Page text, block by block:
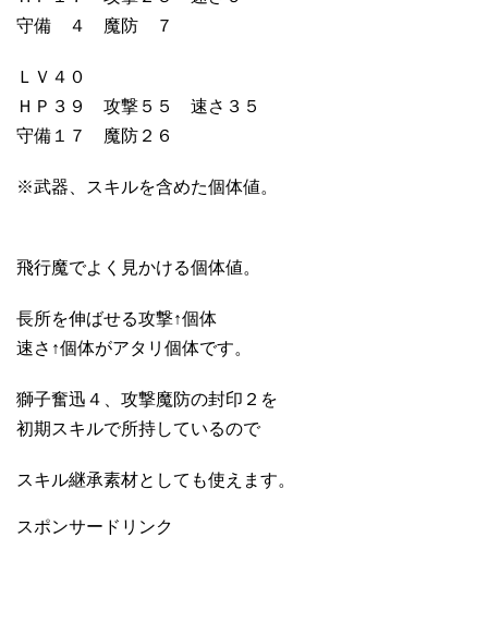
守備 ４ 魔防 ７
ＬＶ４０
ＨＰ３９ 攻撃５５ 速さ３５
守備１７ 魔防２６
※武器、スキルを含めた個体値。
飛行魔でよく見かける個体値。
長所を伸ばせる攻撃↑個体
速さ↑個体がアタリ個体です。
獅子奮迅４、攻撃魔防の封印２を
初期スキルで所持しているので
スキル継承素材としても使えます。
スポンサードリンク